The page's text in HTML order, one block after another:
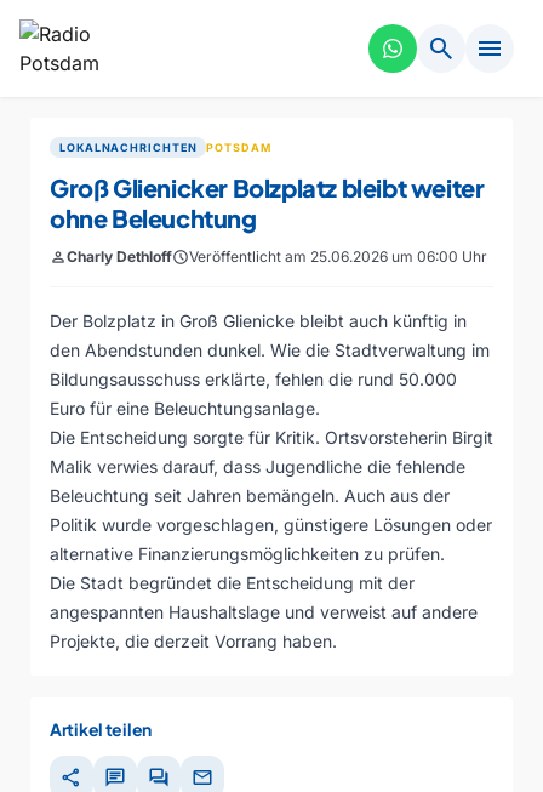
search menu
LOKALNACHRICHTEN POTSDAM
Groß Glienicker Bolzplatz bleibt weiter
ohne Beleuchtung
personCharly DethloffscheduleVeröffentlicht am 25.06.2026 um 06:00 Uhr
Der Bolzplatz in Groß Glienicke bleibt auch künftig in
den Abendstunden dunkel. Wie die Stadtverwaltung im
Bildungsausschuss erklärte, fehlen die rund 50.000
Euro für eine Beleuchtungsanlage.
Die Entscheidung sorgte für Kritik. Ortsvorsteherin Birgit
Malik verwies darauf, dass Jugendliche die fehlende
Beleuchtung seit Jahren bemängeln. Auch aus der
Politik wurde vorgeschlagen, günstigere Lösungen oder
alternative Finanzierungsmöglichkeiten zu prüfen.
Die Stadt begründet die Entscheidung mit der
angespannten Haushaltslage und verweist auf andere
Projekte, die derzeit Vorrang haben.
Artikel teilen
share chat forum mail